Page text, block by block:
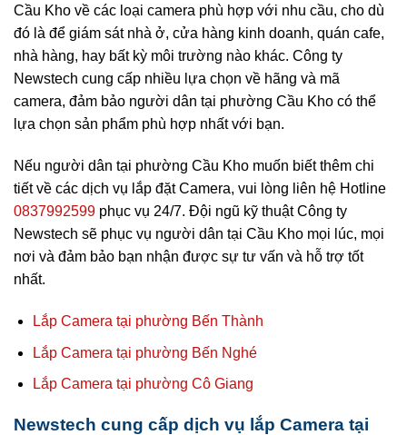
Cầu Kho về các loại camera phù hợp với nhu cầu, cho dù
đó là để giám sát nhà ở, cửa hàng kinh doanh, quán cafe,
nhà hàng, hay bất kỳ môi trường nào khác. Công ty
Newstech cung cấp nhiều lựa chọn về hãng và mã
camera, đảm bảo người dân tại phường Cầu Kho có thể
lựa chọn sản phẩm phù hợp nhất với bạn.
Nếu người dân tại phường Cầu Kho muốn biết thêm chi
tiết về các dịch vụ lắp đặt Camera, vui lòng liên hệ Hotline
0837992599 phục vụ 24/7. Đội ngũ kỹ thuật Công ty
Newstech sẽ phục vụ người dân tại Cầu Kho mọi lúc, mọi
nơi và đảm bảo bạn nhận được sự tư vấn và hỗ trợ tốt
nhất.
Lắp Camera tại phường Bến Thành
Lắp Camera tại phường Bến Nghé
Lắp Camera tại phường Cô Giang
Newstech cung cấp dịch vụ lắp Camera tại